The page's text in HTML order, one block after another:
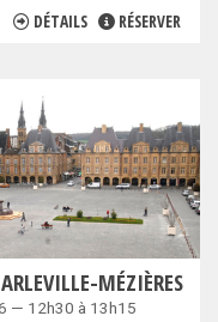
DÉTAILS RÉSERVER
MÉZIÈRES
— 12h30 à 13h15